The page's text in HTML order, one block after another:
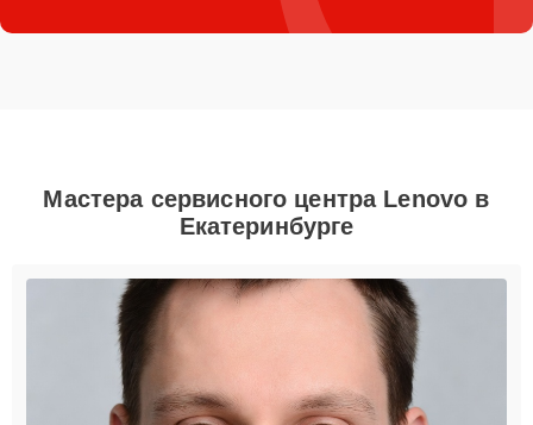
Мастера сервисного центра Lenovo в
Екатеринбурге